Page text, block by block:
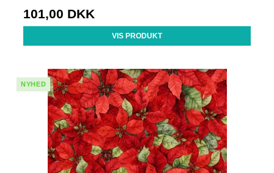
101,00 DKK
VIS PRODUKT
NYHED